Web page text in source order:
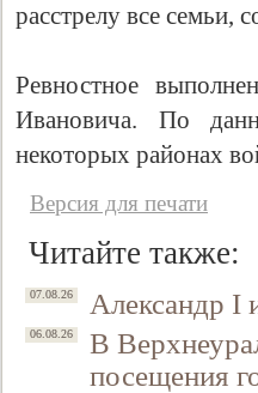
расстрелу все семьи,
Ревностное
Ивановича. По
некоторых районах
Версия для печати
Читайте также:
07.08.26 Александр I
06.08.26
В
посещения